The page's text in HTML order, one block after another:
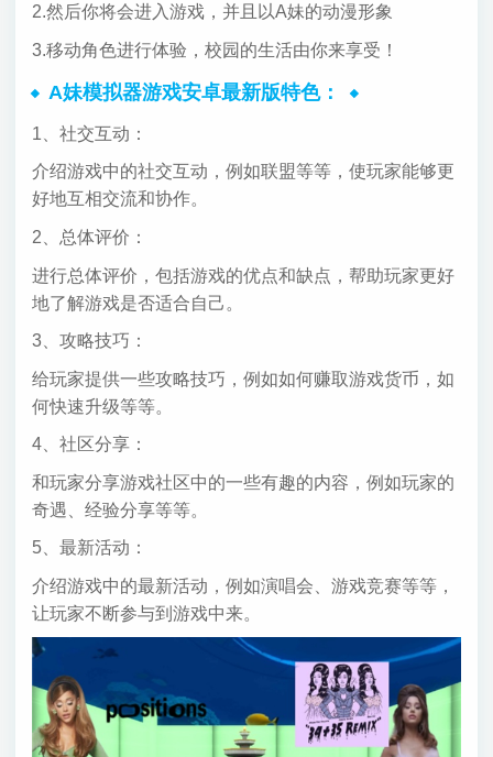
2.然后你将会进入游戏，并且以A妹的动漫形象
3.移动角色进行体验，校园的生活由你来享受！
A妹模拟器游戏安卓最新版特色：
1、社交互动：
介绍游戏中的社交互动，例如联盟等等，使玩家能够更
好地互相交流和协作。
2、总体评价：
进行总体评价，包括游戏的优点和缺点，帮助玩家更好
地了解游戏是否适合自己。
3、攻略技巧：
给玩家提供一些攻略技巧，例如如何赚取游戏货币，如
何快速升级等等。
4、社区分享：
和玩家分享游戏社区中的一些有趣的内容，例如玩家的
奇遇、经验分享等等。
5、最新活动：
介绍游戏中的最新活动，例如演唱会、游戏竞赛等等，
让玩家不断参与到游戏中来。